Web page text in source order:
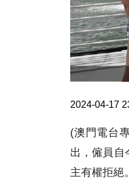
2024-04-17
(澳門電台
出，僱員自
主有權拒絕